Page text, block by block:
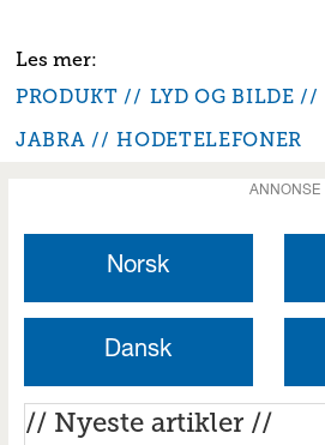
PRODUKT LYD OG BILDE
JABRA
HODETELEFONER
ANNONSE
Norsk
Dansk
// Nyeste artikler //